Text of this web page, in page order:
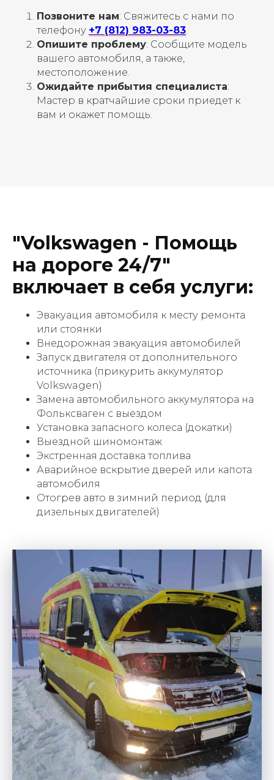
Позвоните нам: Свяжитесь с нами по
телефону +7 (812) 983-03-83.
Опишите проблему: Сообщите модель
вашего автомобиля, а также,
местоположение.
Ожидайте прибытия специалиста:
Мастер в кратчайшие сроки приедет к
вам и окажет помощь.
"Volkswagen - Помощь
на дороге 24/7"
включает в себя услуги:
Эвакуация автомобиля к месту ремонта
или стоянки
Внедорожная эвакуация автомобилей
Запуск двигателя от дополнительного
источника (прикурить аккумулятор
Volkswagen)
Замена автомобильного аккумулятора на
Фольксваген с выездом
Установка запасного колеса (докатки)
Выездной шиномонтаж
Экстренная доставка топлива
Аварийное вскрытие дверей или капота
автомобиля
Отогрев авто в зимний период (для
дизельных двигателей)